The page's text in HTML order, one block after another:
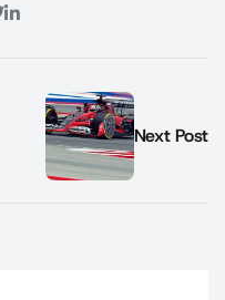
Next Post